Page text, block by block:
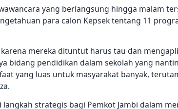
yang berlangsung hingga malam
para calon Kepsek tentang 11
karena mereka dituntut harus tau dan
bidang pendidikan dalam sekolah yang
yang luas untuk masyarakat banyak,
langkah strategis bagi Pemkot Jambi dalam